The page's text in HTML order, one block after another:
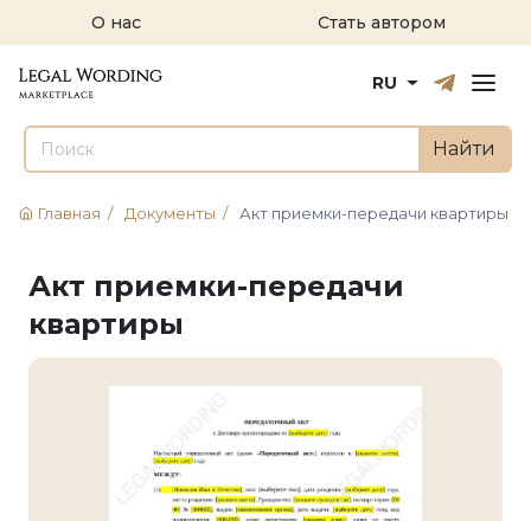
О нас Стать автором
РусскийEnglish
RU
Найти
Главная / Документы / Акт приемки-передачи квартиры
Акт приемки-передачи
квартиры